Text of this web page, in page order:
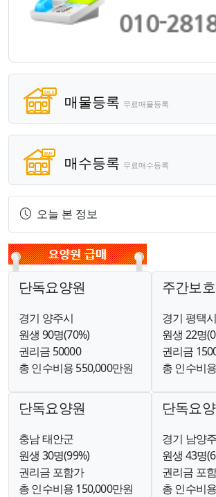
매물등록 무료매물등록
매수등록 무료매수등록
오늘 본 정보
단독요양원
경기 양주시
원생 90명(70%)
권리금 50000
총 인수비용 550,000만원
주간보
경기 평택시
원생 22명
권리금
총 인수비
단독요양원
충남 태안군
원생 30명(99%)
권리금 포함가
총 인수비용 150,000만원
단독요
경기 남양
원생 43명
권리금 포
총 인수비